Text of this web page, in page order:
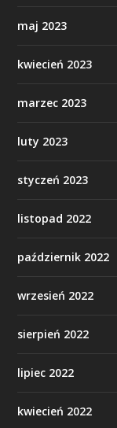
maj 2023
kwiecień 2023
marzec 2023
luty 2023
styczeń 2023
listopad 2022
październik 2022
wrzesień 2022
sierpień 2022
lipiec 2022
kwiecień 2022